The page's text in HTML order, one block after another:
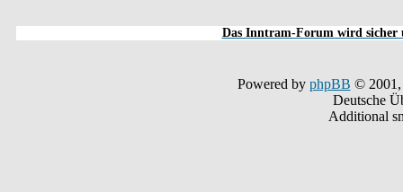
Das Inntram-Forum wird sicher
Powered by phpBB © 2001,
Deutsche
Additional